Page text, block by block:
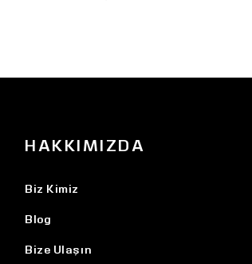
HAKKIMIZDA
Biz Kimiz
Blog
Bize Ulaşın